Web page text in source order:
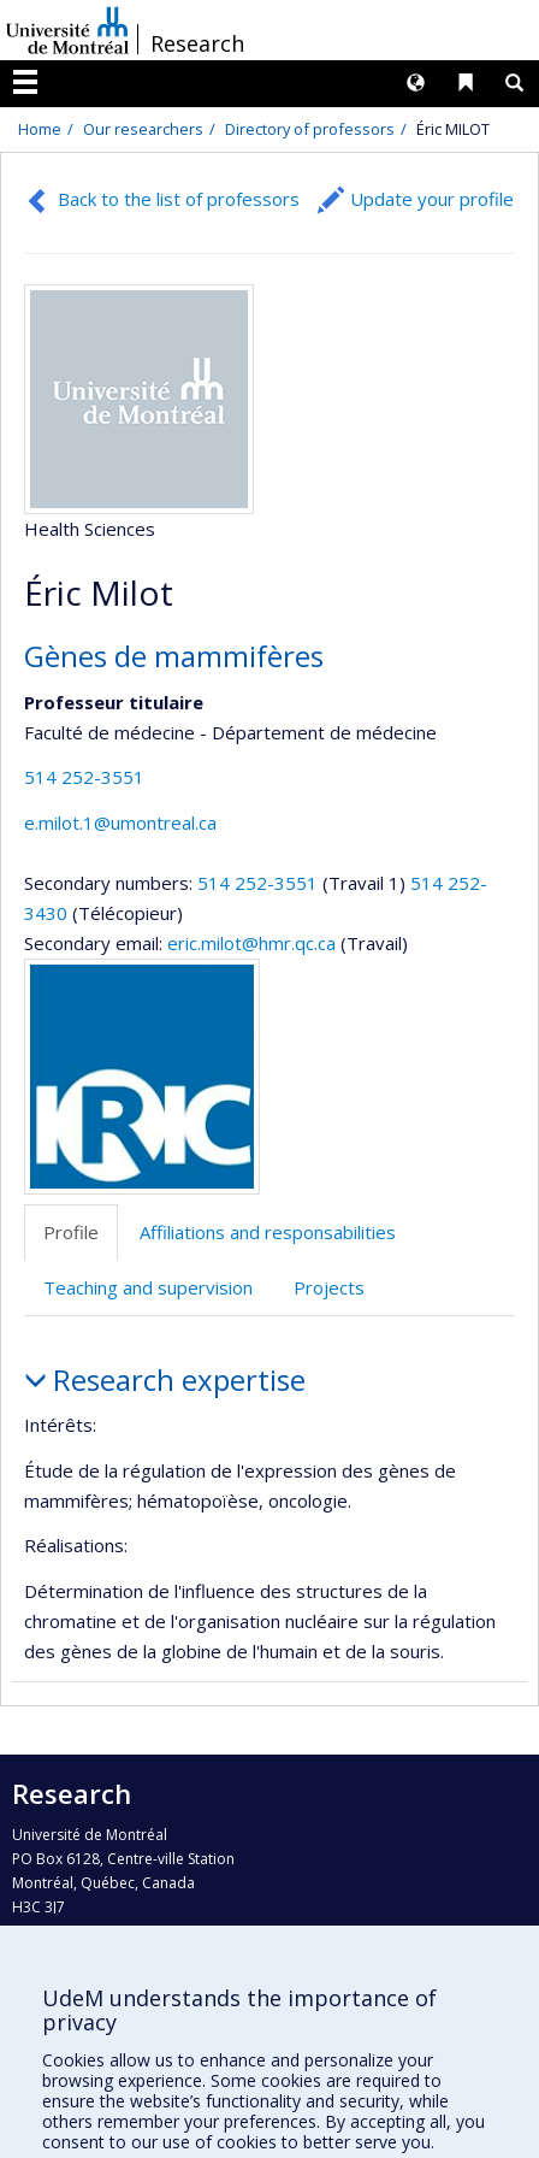
au
contenu
/Research
Menu
Liens
Langues
Home Our researchers Directory of professors Éric MILOT
Back to the list of professors Update your profile
Health Sciences
Éric Milot
Gènes de mammifères
Professeur titulaire
Faculté de médecine - Département de médecine
514 252-3551
e.milot.1@umontreal.ca
Secondary numbers: 514 252-3551 (Travail 1) 514 252-
3430 (Télécopieur)
Secondary email: eric.milot@hmr.qc.ca (Travail)
Media
Profile Affiliations and responsabilities
Teaching and supervision Projects
Research expertise
Intérêts:
Étude de la régulation de l'expression des gènes de
mammifères; hématopoïèse, oncologie.
Réalisations:
Détermination de l'influence des structures de la
chromatine et de l'organisation nucléaire sur la régulation
des gènes de la globine de l'humain et de la souris.
Research
Université de Montréal
PO Box 6128, Centre-ville Station
Montréal, Québec, Canada
H3C 3J7
Who does what?
Find us
Site map
Accessibility
UdeM understands the importance of
privacy
Cookies allow us to enhance and personalize your
browsing experience. Some cookies are required to
ensure the website’s functionality and security, while
others remember your preferences. By accepting all, you
consent to our use of cookies to better serve you.